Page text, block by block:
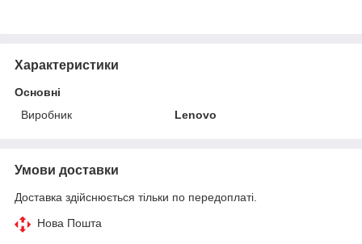
Характеристики
Основні
Виробник
Lenovo
Умови доставки
Доставка здійснюється тільки по передоплаті.
Нова Пошта